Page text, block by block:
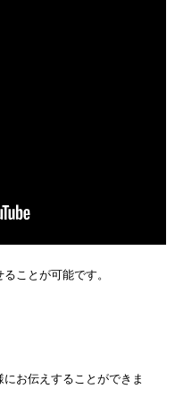
ことが可能です。
お伝えすることができま